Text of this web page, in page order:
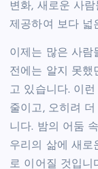
변화, 새로운 사
제공하여 보다 넓
이제는 많은 사람
전에는 알지 못했
고 있습니다. 이
줄이고, 오히려
니다. 밤의 어둠
우리의 삶에 새로
로 이어질 것입니